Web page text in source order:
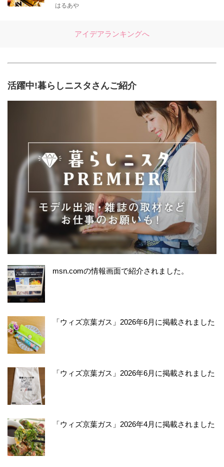
はるあや
アイデアランキングへ
活躍中!暮らしニスタさんご紹介
msn.comの情報画面で紹介されました。
「ウィズ京葉ガス」2026年6月に掲載されました
「ウィズ京葉ガス」2026年6月に掲載されました
「ウィズ京葉ガス」2026年4月に掲載されました